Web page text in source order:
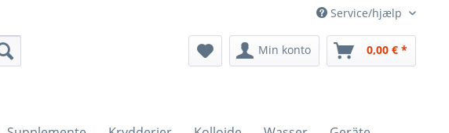
Service/hjælp
Min konto 0,00 € *